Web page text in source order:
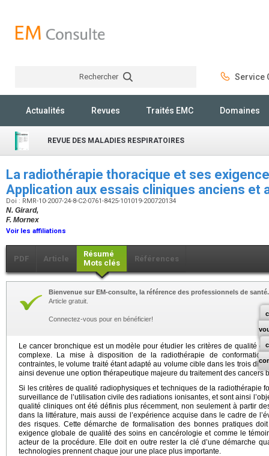
Rechercher Service
Actualités Revues Traités EMC Domaines
REVUE DES MALADIES RESPIRATOIRES
La radiothérapie thoracique et ses
Application aux essais cliniques anciens et
Doi : RMR-10-2007-24-8-C2-0761-8425-101019-200720134
N. Girard,
F. Mornex
Voir les affiliations
PDF Article
Résumé
Mots clés
Références
Bienvenue sur EM-consulte, la référence des professionnels de santé.
Article gratuit.
Connectez-vous pour en bénéficier!
Le cancer bronchique est un modèle pour étudier les critères de qualité
complexe. La mise à disposition de la radiothérapie de conformation
contraintes, le volume traité étant adapté au volume cible dans les trois
ainsi devenue une option thérapeutique majeure du traitement des cancers
Si les critères de qualité radiophysiques et techniques de la radiothérapie
surveillance de l’utilisation civile des radiations ionisantes, et sont ainsi
qualité cliniques ont été définis plus récemment, non seulement à partir
dans la littérature, mais aussi de l’expérience acquise dans le cadre de
des risques. Cette démarche de formalisation des bonnes pratiques
exigence globale de qualité des soins en cancérologie et comme le
acteur de la procédure. Elle doit en outre rester la clé d’une démarche
technologies prennent chaque jour une place plus importante.